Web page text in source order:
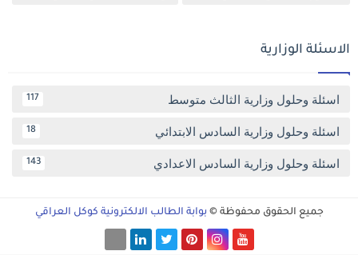
الاسئلة الوزارية
اسئلة وحلول وزارية الثالث متوسط 117
اسئلة وحلول وزارية السادس الابتدائي 18
اسئلة وحلول وزارية السادس الاعدادي 143
جميع الحقوق محفوظة © بوابة الطالب الالكترونية كوكل العراقي